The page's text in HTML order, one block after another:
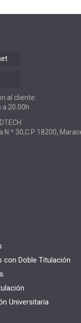
al cliente:
a 20.00h
N.º 30,C.P 18200,
con Doble Titulación
Universitaria